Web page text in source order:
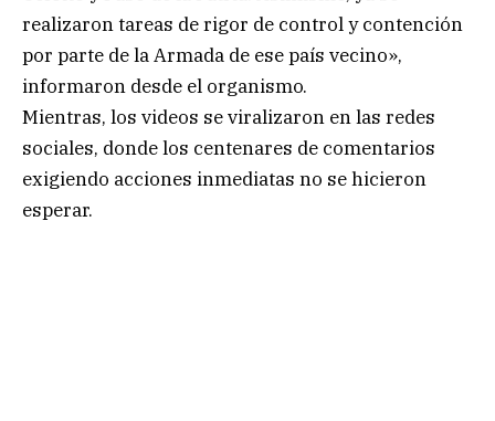
realizaron tareas de rigor de control y contención
por parte de la Armada de ese país vecino»,
informaron desde el organismo.
Mientras, los videos se viralizaron en las redes
sociales, donde los centenares de comentarios
exigiendo acciones inmediatas no se hicieron
esperar.